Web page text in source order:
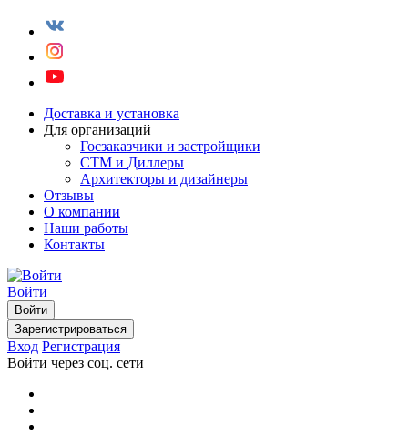
Доставка и установка
Для организаций
Госзаказчики и застройщики
СТМ и Диллеры
Архитекторы и дизайнеры
Отзывы
О компании
Наши работы
Контакты
Войти
Войти
Зарегистрироваться
Вход Регистрация
Войти через соц. сети